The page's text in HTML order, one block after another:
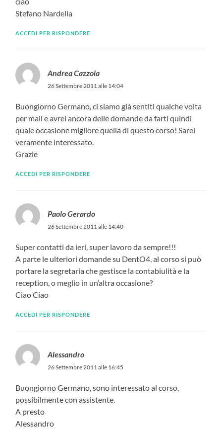
Stefano Nardella
ACCEDI PER RISPONDERE
Andrea Cazzola
26 Settembre 2011 alle 14:04
Buongiorno Germano, ci siamo già sentiti qualche volta
per mail e avrei ancora delle domande da farti quindi
quale occasione migliore quella di questo corso! Sarei
veramente interessato.
Grazie
ACCEDI PER RISPONDERE
Paolo Gerardo
26 Settembre 2011 alle 14:40
Super contatti da ieri, super lavoro da sempre!!!
A parte le ulteriori domande su DentO4, al corso si può
portare la segretaria che gestisce la contabiulità e la
reception, o meglio in un’altra occasione?
Ciao Ciao
ACCEDI PER RISPONDERE
Alessandro
26 Settembre 2011 alle 16:45
Buongiorno Germano, sono interessato al corso,
possibilmente con assistente.
A presto
Alessandro